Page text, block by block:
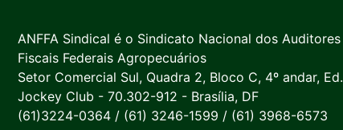
ANFFA Sindical é o Sindicato Nacional dos Auditores
Fiscais Federais Agropecuários
Setor Comercial Sul, Quadra 2, Bloco C, 4º andar, Ed.
Jockey Club - 70.302-912 - Brasília, DF
(61)3224-0364 / (61) 3246-1599 / (61) 3968-6573